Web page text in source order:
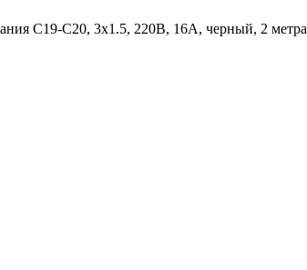
C19-C20, 3х1.5, 220В, 16А, черный, 2 метра